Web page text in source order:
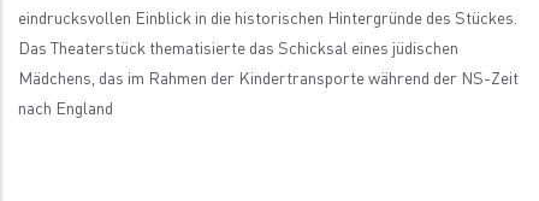
eindrucksvollen Einblick in die historischen Hintergründe des Stückes.
Das Theaterstück thematisierte das Schicksal eines jüdischen
Mädchens, das im Rahmen der Kindertransporte während der NS-Zeit
nach England